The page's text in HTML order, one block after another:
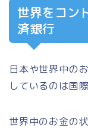
世界をコン
済銀行
日本や世界中の
しているのは国
世界中のお金の